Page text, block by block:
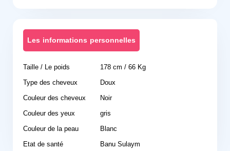
Les informations personnelles
Taille / Le poids
178 cm / 66 Kg
Type des cheveux
Doux
Couleur des cheveux
Noir
Couleur des yeux
gris
Couleur de la peau
Blanc
Etat de santé
Banu Sulaym